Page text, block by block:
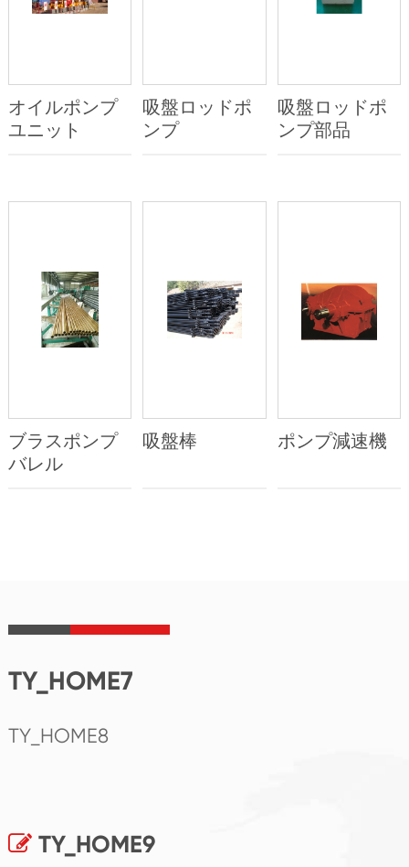
オイルポンプ
ユニット
吸盤ロッドポ
ンプ
吸盤ロッドポ
ンプ部品
ブラスポンプ
バレル
吸盤棒 ポンプ減速機
TY_HOME7
TY_HOME8
TY_HOME9